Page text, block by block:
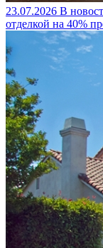
23.07.2026 В
отделкой на 40%